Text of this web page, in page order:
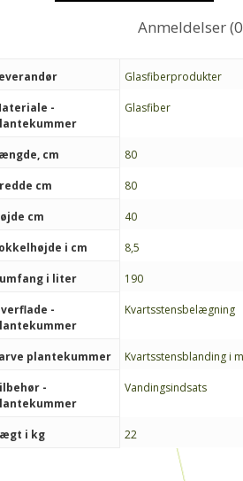
Anmeldelser
Glasfiberprodukter
-
Glasfiber
cm 80
cm 80
cm 40
i cm 8,5
i liter 190
-
Kvartsstensbelægning
plantekummer Kvartsstensblanding i
-
Vandingsindsats
i kg 22